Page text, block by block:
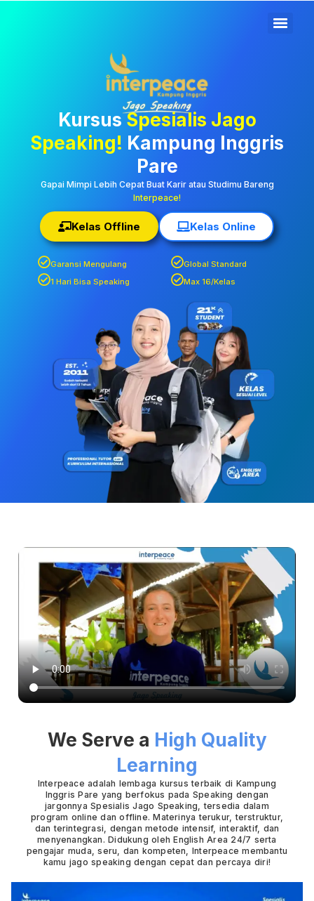
Kampung Inggris Pare
Terbaik, Biaya
Terjangkau, Asrama,
Paket Belajar Bahasa,
Liburan, Mau Jago
Speaking Daftar
Sekarang!
Metode pembelajaran yang efektif
Pengajar yang berpengalaman dan profesional
Fasilitas yang lengkap dan modern
Komunitas yang positif dan suportif
KursusSpesialis Jago
Speaking! Kampung Inggris
Pare
Gapai Mimpi Lebih Cepat Buat Karir atau Studimu Bareng
Interpeace!
Kelas Offline Kelas Online
Garansi Mengulang
Global Standard
1 Hari Bisa Speaking
Max 16/Kelas
We Serve a High Quality
Learning
Interpeace adalah lembaga kursus terbaik di Kampung
Inggris Pare yang berfokus pada Speaking dengan
jargonnya Spesialis Jago Speaking, tersedia dalam
program online dan offline. Materinya terukur, terstruktur,
dan terintegrasi, dengan metode intensif, interaktif, dan
menyenangkan. Didukung oleh English Area 24/7 serta
pengajar muda, seru, dan kompeten, Interpeace membantu
kamu jago speaking dengan cepat dan percaya diri!